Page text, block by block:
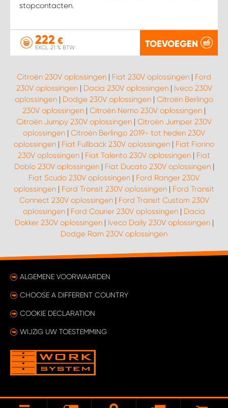
stopcontacten.
222 €
EXCL. 21 % BTW TOEVOEGEN
Citroën 230V oplossingen | Fiat 230V oplossingen | Ford
230V oplossingen| Dacia 230V oplossingen| Iveco 230V
oplossingen | Dodge 230V oplossingen | Citroën Berlingo
230V oplossingen | Citroën Nemo 230V oplossingen |
Citroën Jumpy 230V oplossingen | Citroën Jumper 230V
oplossingen | Citroën Berlingo 2019- tot heden 230V
oplossingen | Fiat Fullback 230V oplossingen | Fiat Fiorino
230V oplossingen | Fiat Talento 230V oplossingen | Fiat
Doblo 230V oplossingen| Fiat Ducato 230V oplossingen|
Fiat Scudo 230V oplossingen | Ford Ranger 230V
oplossingen | Ford Transit 230V oplossingen | Ford Transit
Connect 230V oplossingen| Ford Transit Custom 230V
oplossingen | Ford Courier 230V oplossingen | Dacia
Dokker 230V oplossingen| Iveco Daily 230V oplossingen|
Dodge Ram 230V oplossingen
ALGEMENE VOORWAARDEN
CHOOSE A DIFFERENT COUNTRY
COOKIE DECLARATION
WIJZIG UW TOESTEMMING